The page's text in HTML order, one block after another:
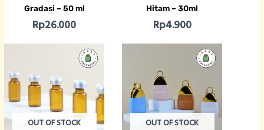
Gradasi – 50 ml
Rp26.000
Hitam – 30ml
Rp4.900
OUT OF STOCK OUT OF STOCK